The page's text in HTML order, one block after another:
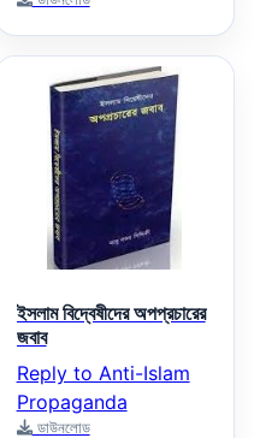
ইসলাম বিদ্বেষীদের অপপ্রচারের
জবাব
Reply to Anti-Islam
Propaganda
ডাউনলোড